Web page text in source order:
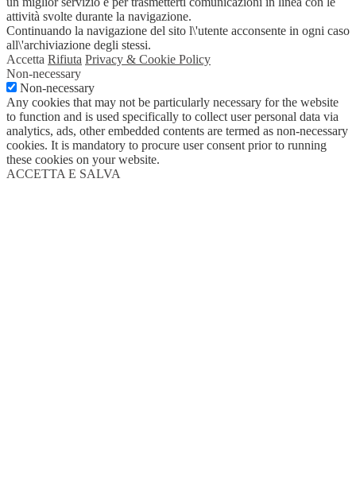
attività svolte durante la navigazione.
Continuando la navigazione del sito l\'utente acconsente in ogni caso
all\'archiviazione degli stessi.
Accetta Rifiuta Privacy & Cookie Policy
Non-necessary
Non-necessary
Any cookies that may not be particularly necessary for the website
to function and is used specifically to collect user personal data via
analytics, ads, other embedded contents are termed as non-necessary
cookies. It is mandatory to procure user consent prior to running
these cookies on your website.
ACCETTA E SALVA